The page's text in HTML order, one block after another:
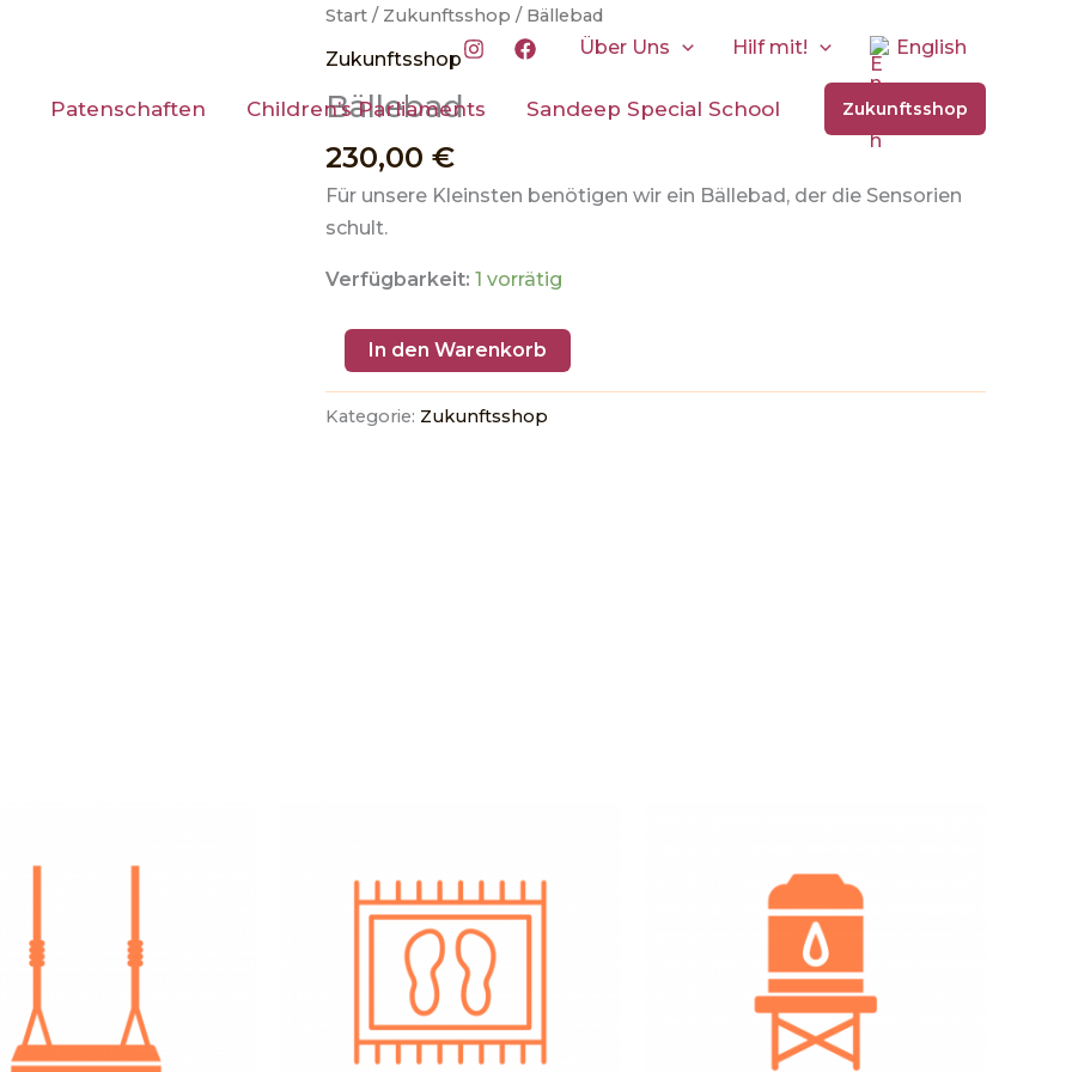
Über Uns Hilf mit! English
Patenschaften Children’s Parliaments Sandeep Special School Zukunftsshop
Start / Zukunftsshop / Bällebad
Zukunftsshop
Bällebad
230,00 €
Für unsere Kleinsten benötigen wir ein Bällebad, der die Sensorien
schult.
Verfügbarkeit: 1 vorrätig
Bällebad
Menge
In den Warenkorb
Kategorie: Zukunftsshop